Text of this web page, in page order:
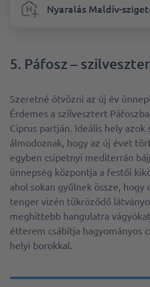
Nyaralás Maldív-
5. Páfosz –
Szeretné ötvözni az új év
Érdemes a szilvesztert
Ciprus partján. Ideális hely azok
álmodoznak, hogy az új évet
egyben csipetnyi mediterrán
ünnepség központja a festői
ahol sokan gyűlnek össze, hogy
tenger vizén tükröződő
meghittebb hangulatra
étterem csábítja hagyományos
helyi borokkal.